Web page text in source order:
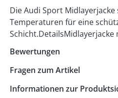
Die Audi Sport
Temperaturen für eine
Schicht.DetailsMidlayerjacke
Bewertungen
Fragen zum Artikel
Informationen zur